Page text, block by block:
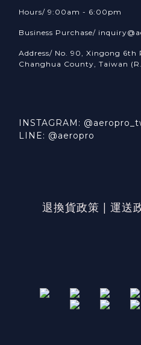
Hours/ 9:00am - 6:00pm
Business Purchase/
Address/ No. 90, Xingong 6th
Changhua County, Taiwan
INSTAGRAM:
LINE: @aeropro
退換貨政策 運送